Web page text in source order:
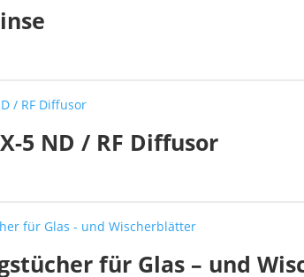
5 ND / RF Diffusor
für Glas – und